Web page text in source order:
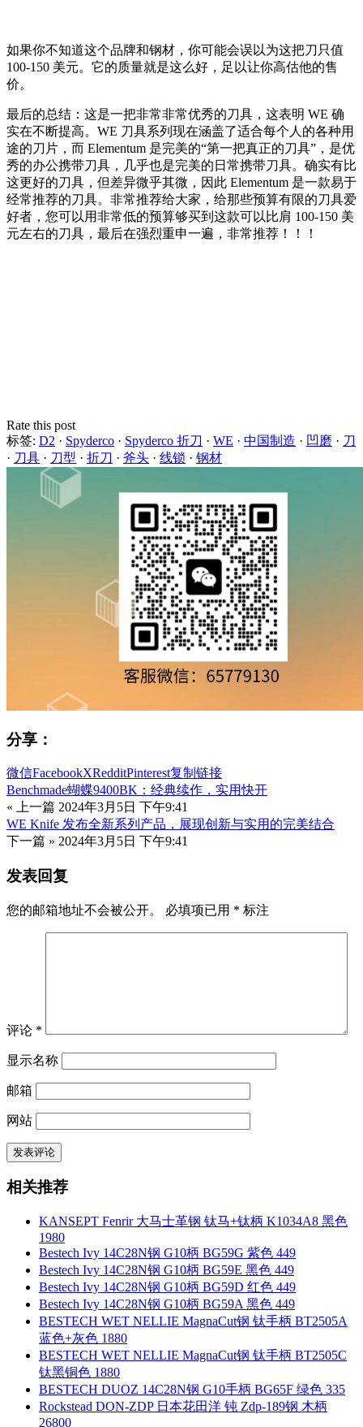
如果你不知道这个品牌和钢材，你可能会误以为这把刀只值
100-150 美元。它的质量就是这么好，足以让你高估他的售
价。
最后的总结：这是一把非常非常优秀的刀具，这表明 WE 确
实在不断提高。WE 刀具系列现在涵盖了适合每个人的各种用
途的刀片，而 Elementum 是完美的“第一把真正的刀具”，是优
秀的办公携带刀具，几乎也是完美的日常携带刀具。确实有比
这更好的刀具，但差异微乎其微，因此 Elementum 是一款易于
经常推荐的刀具。非常推荐给大家，给那些预算有限的刀具爱
好者，您可以用非常低的预算够买到这款可以比肩 100-150 美
元左右的刀具，最后在强烈重申一遍，非常推荐！！！
Rate this post
标签: D2 · Spyderco · Spyderco 折刀 · WE · 中国制造 · 凹磨 · 刀
· 刀具 · 刀型 · 折刀 · 斧头 · 线锁 · 钢材
分享：
微信FacebookXRedditPinterest复制链接
Benchmade蝴蝶9400BK：经典续作，实用快开
« 上一篇 2024年3月5日 下午9:41
WE Knife 发布全新系列产品，展现创新与实用的完美结合
下一篇 » 2024年3月5日 下午9:41
发表回复
您的邮箱地址不会被公开。 必填项已用 * 标注
评论 *
显示名称
邮箱
网站
相关推荐
KANSEPT Fenrir 大马士革钢 钛马+钛柄 K1034A8 黑色
1980
Bestech Ivy 14C28N钢 G10柄 BG59G 紫色 449
Bestech Ivy 14C28N钢 G10柄 BG59E 黑色 449
Bestech Ivy 14C28N钢 G10柄 BG59D 红色 449
Bestech Ivy 14C28N钢 G10柄 BG59A 黑色 449
BESTECH WET NELLIE MagnaCut钢 钛手柄 BT2505A
蓝色+灰色 1880
BESTECH WET NELLIE MagnaCut钢 钛手柄 BT2505C
钛黑铜色 1880
BESTECH DUOZ 14C28N钢 G10手柄 BG65F 绿色 335
Rockstead DON-ZDP 日本花田洋 钝 Zdp-189钢 木柄
26800